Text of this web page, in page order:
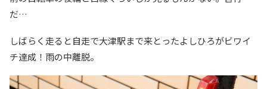
だ…
しばらく走ると自走で大津駅まで来とったよしひろがビワイ
チ達成！雨の中離脱。